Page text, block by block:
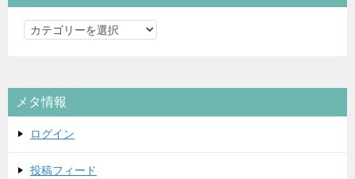
カ
リ
ー
メタ情報
ログイン
投稿フィード